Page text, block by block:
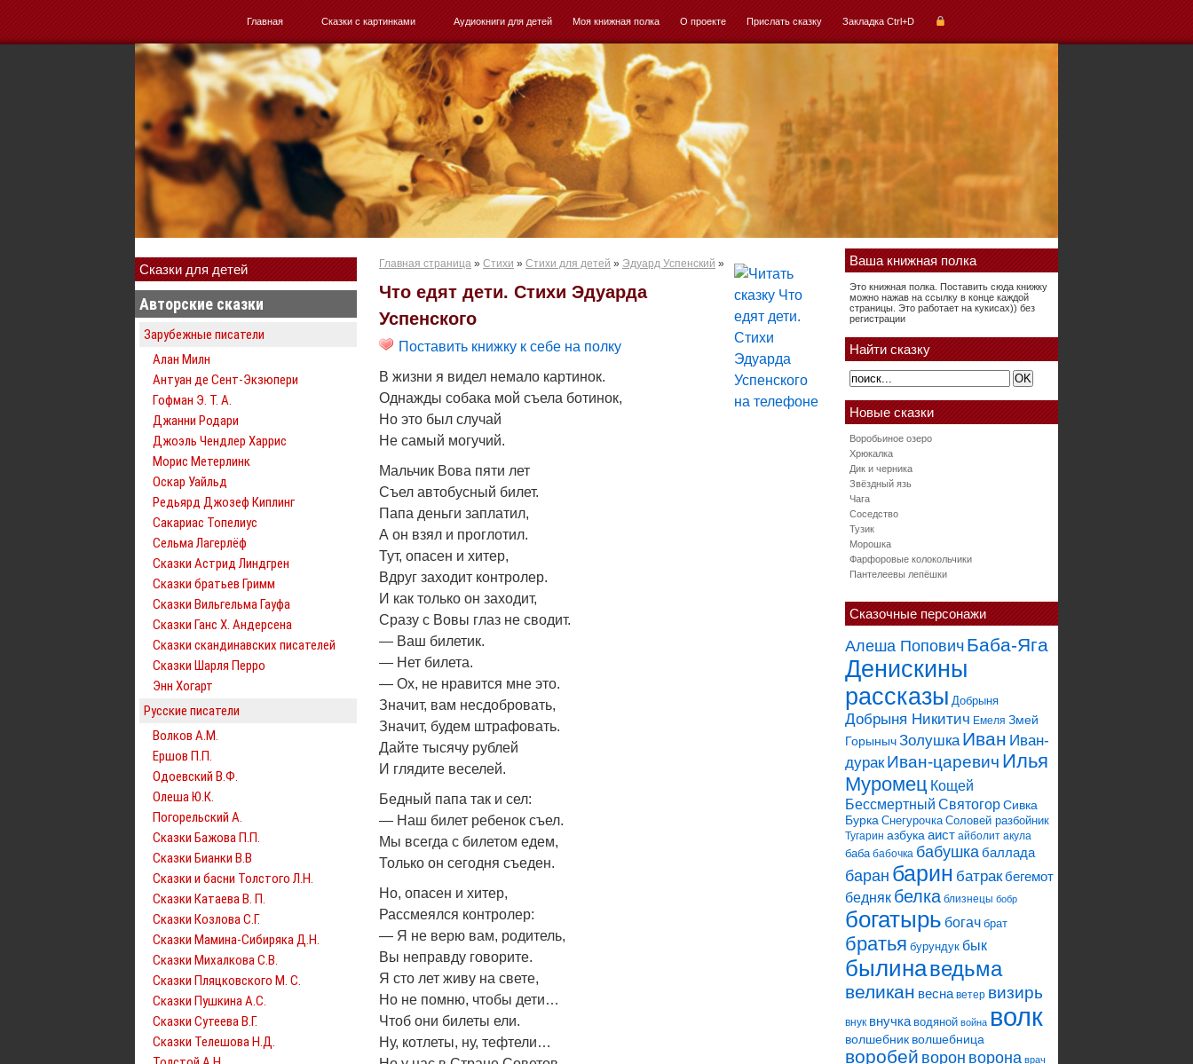
Главная Сказки с картинками Аудиокниги для детей Моя книжная полка О проекте Прислать сказку Закладка Ctrl+D
Сказки для детей
Авторские сказки
Зарубежные писатели
Алан Милн
Антуан де Сент-Экзюпери
Гофман Э. Т. А.
Джанни Родари
Джоэль Чендлер Харрис
Морис Метерлинк
Оскар Уайльд
Редьярд Джозеф Киплинг
Сакариас Топелиус
Сельма Лагерлёф
Сказки Астрид Линдгрен
Сказки братьев Гримм
Сказки Вильгельма Гауфа
Сказки Ганс Х. Андерсена
Сказки скандинавских писателей
Сказки Шарля Перро
Энн Хогарт
Русские писатели
Волков А.М.
Ершов П.П.
Одоевский В.Ф.
Олеша Ю.К.
Погорельский А.
Сказки Бажова П.П.
Сказки Бианки В.В
Сказки и басни Толстого Л.Н.
Сказки Катаева В. П.
Сказки Козлова С.Г.
Сказки Мамина-Сибиряка Д.Н.
Сказки Михалкова С.В.
Сказки Пляцковского М. С.
Сказки Пушкина А.С.
Сказки Сутеева В.Г.
Сказки Телешова Н.Д.
Главная страница » Стихи » Стихи для детей » Эдуард Успенский »
Что едят дети. Стихи Эдуарда
Успенского
Поставить книжку к себе на полку
В жизни я видел немало картинок.
Однажды собака мой съела ботинок,
Но это был случай
Не самый могучий.
Мальчик Вова пяти лет
Съел автобусный билет.
Папа деньги заплатил,
А он взял и проглотил.
Тут, опасен и хитер,
Вдруг заходит контролер.
И как только он заходит,
Сразу с Вовы глаз не сводит.
— Ваш билетик.
— Нет билета.
— Ох, не нравится мне это.
Значит, вам несдобровать,
Значит, будем штрафовать.
Дайте тысячу рублей
И глядите веселей.
Бедный папа так и сел:
— Наш билет ребенок съел.
Мы всегда с билетом едем,
Только он сегодня съеден.
Но, опасен и хитер,
Рассмеялся контролер:
— Я не верю вам, родитель,
Вы неправду говорите.
Я сто лет живу на свете,
Но не помню, чтобы дети…
Чтоб они билеты ели.
Ну, котлеты, ну, тефтели…
Ваша книжная полка
Это книжная полка. Поставить сюда книжку
можно нажав на ссылку в конце каждой
страницы. Это работает на кукисах)) без
регистрации
Найти сказку
Новые сказки
Воробьиное озеро
Хрюкалка
Дик и черника
Звёздный язь
Чага
Соседство
Тузик
Морошка
Фарфоровые колокольчики
Пантелеевы лепёшки
Сказочные персонажи
Алеша Попович Баба-Яга
Денискины
рассказы Добрыня
Добрыня Никитич Емеля Змей
ГорынычЗолушка Иван Иван-
дурак Иван-царевич Илья
Муромец Кощей
Бессмертный СвятогорСивка
Бурка Снегурочка Соловей разбойник
Тугарин азбука аист айболит акула
баба бабочка бабушкабаллада
баран барин батракбегемот
бедняк белка близнецы бобр
богатырь богач брат
братья бурундук бык
былинаведьма
великан весна ветер визирь
внук внучка водяной война волк
волшебник волшебница
воробей ворон ворона врач